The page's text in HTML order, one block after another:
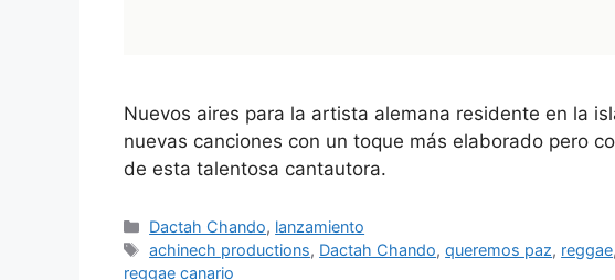
Nuevos aires para la artista alemana residente en la
nuevas canciones con un toque más elaborado pero
de esta talentosa cantautora.
Dactah Chando, lanzamiento
achinech productions, Dactah Chando,queremos paz, reggae,
reggae canario